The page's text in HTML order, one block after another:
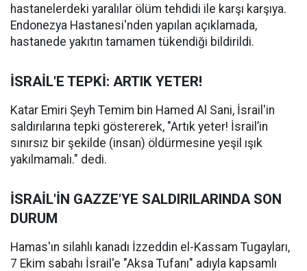
hastanelerdeki yaralılar ölüm tehdidi ile karşı karşıya.
Endonezya Hastanesi'nden yapılan açıklamada,
hastanede yakıtın tamamen tükendiği bildirildi.
İSRAİL'E TEPKİ: ARTIK YETER!
Katar Emiri Şeyh Temim bin Hamed Al Sani, İsrail'in
saldırılarına tepki göstererek, "Artık yeter! İsrail’in
sınırsız bir şekilde (insan) öldürmesine yeşil ışık
yakılmamalı." dedi.
İSRAİL'İN GAZZE'YE SALDIRILARINDA SON
DURUM
Hamas'ın silahlı kanadı İzzeddin el-Kassam Tugayları,
7 Ekim sabahı İsrail'e "Aksa Tufanı" adıyla kapsamlı